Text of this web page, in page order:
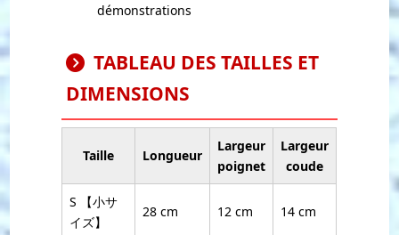
démonstrations
TABLEAU DES TAILLES ET
DIMENSIONS
Taille Longueur
Largeur
poignet
Largeur
coude
S 【小サ
イズ】
28 cm 12 cm 14 cm